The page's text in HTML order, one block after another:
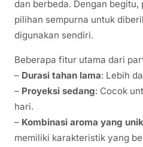
dan berbeda. Dengan
pilihan sempurna untuk
digunakan sendiri.
Beberapa fitur utama dari
– Durasi tahan lama: Lebih
– Proyeksi sedang: Cocok
hari.
– Kombinasi aroma yang unik
memiliki karakteristik yang